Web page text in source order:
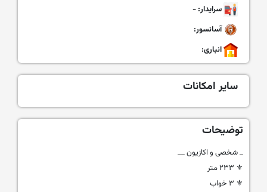
سرایدار: -
آسانسور:
انباری:
سایر امکانات
توضیحات
_ شخصی و اکازیون __
⚜ ۲۳۳ متر
⚜ ۳ خواب